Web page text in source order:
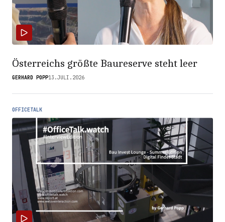
Österreichs größte Baureserve steht leer
GERHARD POPP13.JULI.2026
OFFICETALK